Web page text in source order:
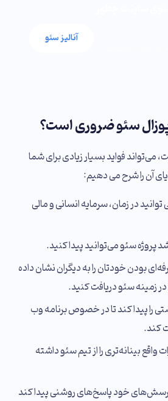
آنالیز سئو
سئو ضروری است؟
می‌تواند فواید بسیار زیادی برای شما
آن را شرح می دهیم:
در زمان، سرمایه انسانی و مالی
پروژه سئو می‌توانید پیدا کنید.
بودن خودتان را به دیگران نشان داده
زمینه‌ سئو دریافت کنید.
را پیدا کند تا در خصوص برنامه‌ وب
کند.
واقع بینانه‌تری را از تیم سئو داشته
پرسش‌های خود پاسخ‌های روشنی پیدا کند